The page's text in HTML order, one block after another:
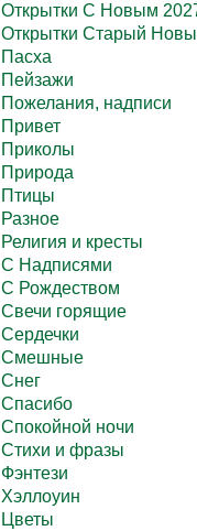
Открытки С Новым
Открытки Старый
Пасха
Пейзажи
Пожелания, надписи
Привет
Приколы
Природа
Птицы
Разное
Религия и кресты
С Надписями
С Рождеством
Свечи горящие
Сердечки
Смешные
Снег
Спасибо
Спокойной ночи
Стихи и фразы
Фэнтези
Хэллоуин
Цветы